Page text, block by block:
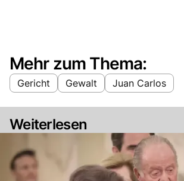
Mehr zum Thema:
Gericht Gewalt Juan Carlos
Weiterlesen